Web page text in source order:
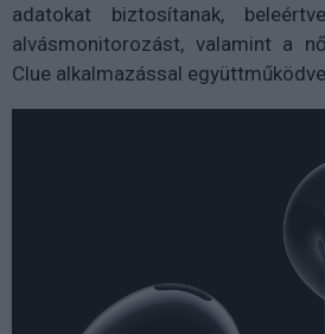
adatokat biztosítanak,
alvásmonitorozást, valamint a
Clue alkalmazással együttműködve.